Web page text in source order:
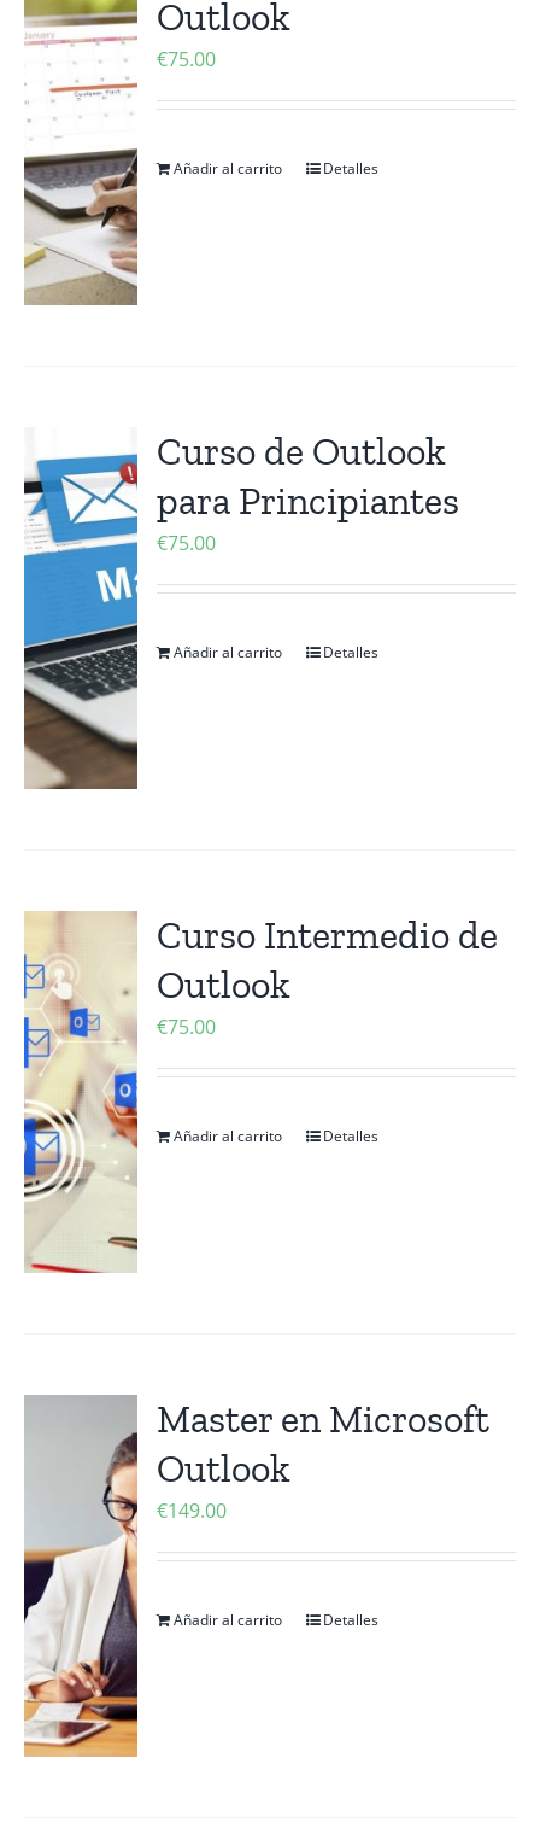
Contactanos
Outlook
€75.00
Añadir al carrito Detalles
Curso de Outlook
para Principiantes
€75.00
Añadir al carrito Detalles
Curso Intermedio de
Outlook
€75.00
Añadir al carrito Detalles
Master en Microsoft
Outlook
€149.00
Añadir al carrito Detalles